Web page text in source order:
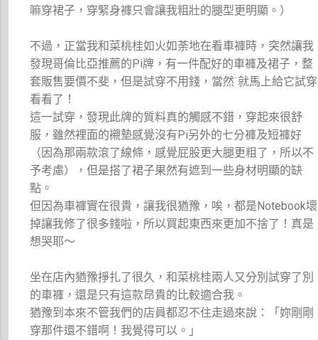
嘛穿裙子，穿緊身褲只會讓我粗壯的腿型更明顯。）
不過，正當我和菜桃桂如火如荼地在看車褲時，突然讓我
發現哥倫比亞推薦的Pi牌，有一件配好的車褲及裙子，整
套販售要價不斐，但是試穿不用錢，當然˙就馬上給它試穿
看看了！
這一試穿，發現此牌的質料真的觸感不錯，穿起來很舒
服，雖然裡面的襯墊感覺沒有Pi另外的七分褲及短褲好
（因為那兩款滾了線條，感覺屁股更大腿更粗了，所以不
予考慮），但是搭了裙子果然有遮到一些身材明顯的缺
點。
但因為車褲實在很貴，讓我很猶豫，唉，都是Notebook壞
掉讓我修了很多錢啦，所以買起東西來更加不捨了！真是
想哭耶～
坐在店內猶豫掙扎了很久，和菜桃桂兩人又分別試穿了別
的車褲，還是只有這款昂貴的比較適合我。
猶豫到本來不管我們的店員都忍不住走過來說：「妳剛剛
穿那件還不錯啊！我覺得可以。」